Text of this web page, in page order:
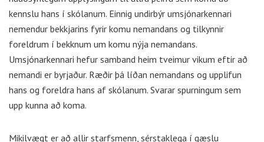
kennslu hans í skólanum. Einnig undirbýr umsjónarkennari
nemendur bekkjarins fyrir komu nemandans og tilkynnir
foreldrum í bekknum um komu nýja nemandans.
Umsjónarkennari hefur samband heim tveimur vikum eftir að
nemandi er byrjaður. Ræðir þá líðan nemandans og upplifun
hans og foreldra hans af skólanum. Svarar spurningum sem
upp kunna að koma.
Mikilvægt er að allir starfsmenn, sérstaklega í gæslu